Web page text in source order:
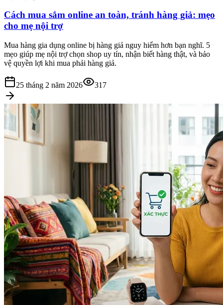
Cách mua sắm online an toàn, tránh hàng giả: mẹo
cho mẹ nội trợ
Mua hàng gia dụng online bị hàng giả nguy hiểm hơn bạn nghĩ. 5
mẹo giúp mẹ nội trợ chọn shop uy tín, nhận biết hàng thật, và bảo
vệ quyền lợi khi mua phải hàng giả.
25 tháng 2 năm 2026 317